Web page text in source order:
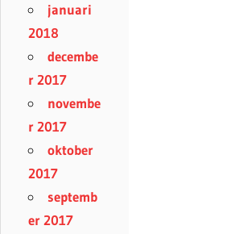
januari
2018
decembe
r 2017
novembe
r 2017
oktober
2017
septemb
er 2017